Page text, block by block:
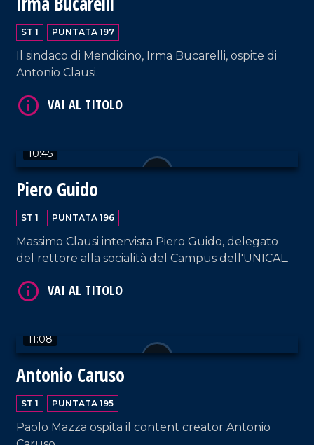
ST 1 PUNTATA 197
Il sindaco di Mendicino, Irma Bucarelli, ospite di
Antonio Clausi.
10:45
Piero Guido
ST 1 PUNTATA 196
Massimo Clausi intervista Piero Guido, delegato
del rettore alla socialità del Campus dell'UNICAL.
11:08
Antonio Caruso
ST 1 PUNTATA 195
Paolo Mazza ospita il content creator Antonio
VAI AL TITOLO
VAI AL TITOLO